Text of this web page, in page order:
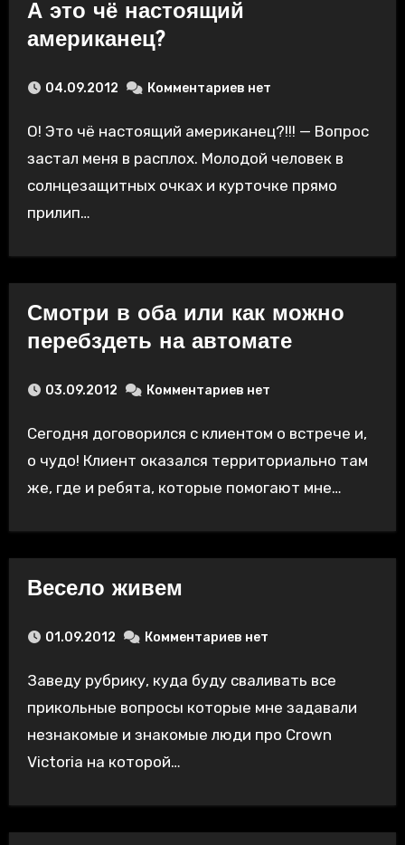
А это чё настоящий
американец?
04.09.2012 Комментариев нет
О! Это чё настоящий американец?!!! — Вопрос
застал меня в расплох. Молодой человек в
солнцезащитных очках и курточке прямо
прилип…
Смотри в оба или как можно
перебздеть на автомате
03.09.2012 Комментариев нет
Сегодня договорился с клиентом о встрече и,
о чудо! Клиент оказался территориально там
же, где и ребята, которые помогают мне…
Весело живем
01.09.2012 Комментариев нет
Заведу рубрику, куда буду сваливать все
прикольные вопросы которые мне задавали
незнакомые и знакомые люди про Crown
Victoria на которой…